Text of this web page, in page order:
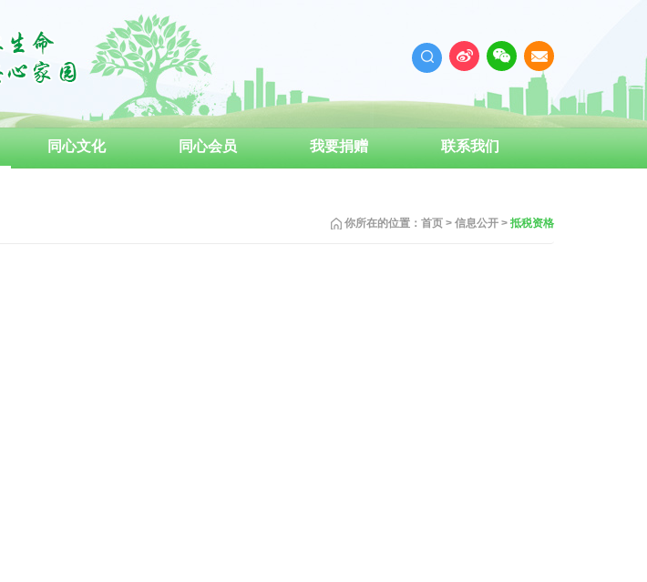
同心文化 同心会员 我要捐赠 联系我们
你所在的位置： 首页 > 信息公开 > 抵税资格